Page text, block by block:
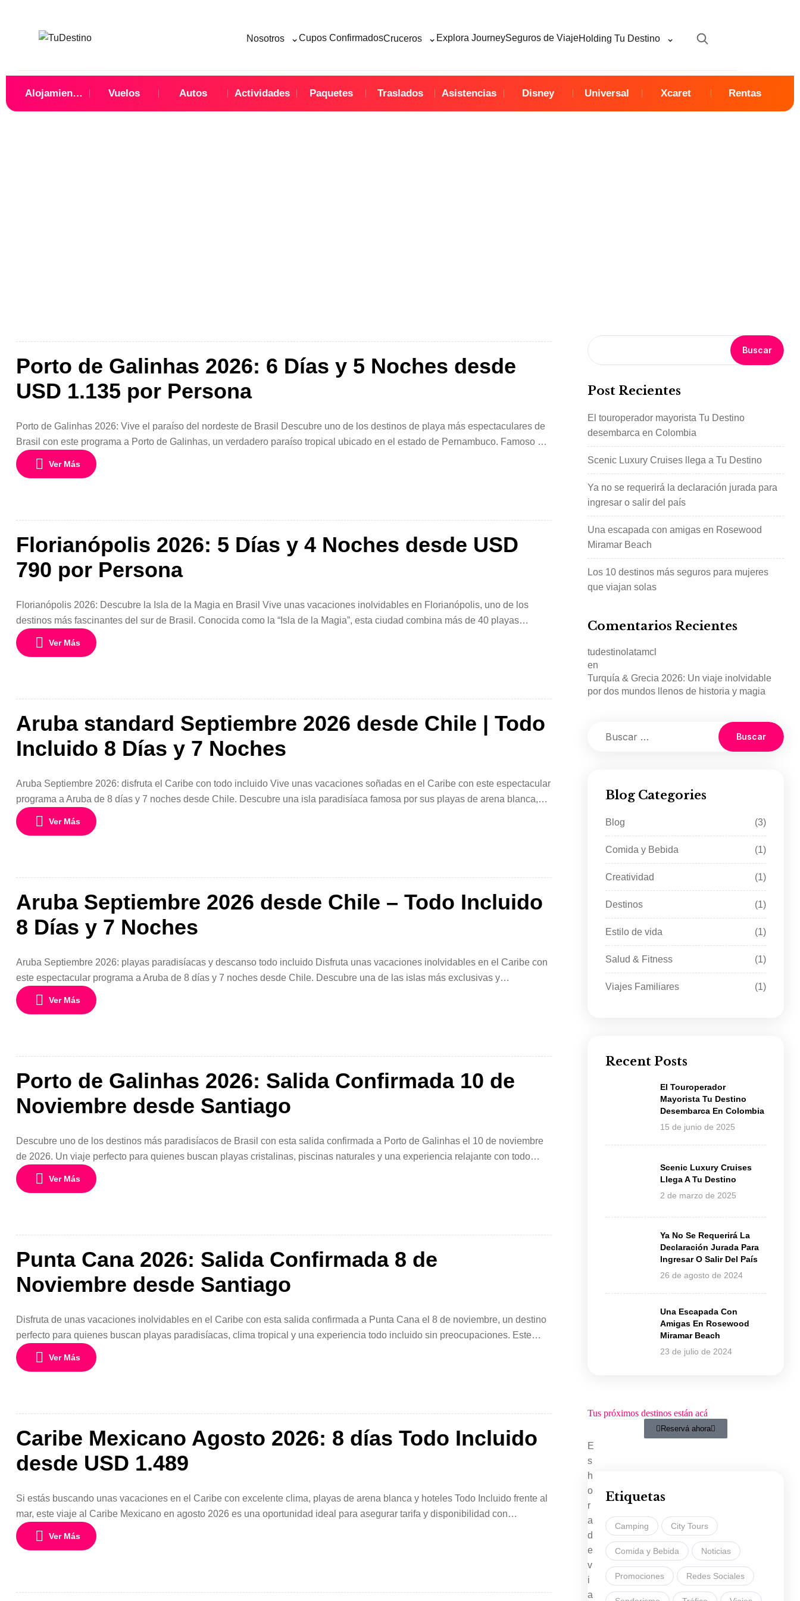
Nosotros ⌄Cupos ConfirmadosCruceros ⌄ Explora JourneySeguros de ViajeHolding Tu Destino ⌄
Alojamientos Vuelos Autos Actividades Paquetes Traslados Asistencias Disney Universal Xcaret Rentas
Porto de Galinhas 2026: 6 Días y 5 Noches desde
USD 1.135 por Persona
Porto de Galinhas 2026: Vive el paraíso del nordeste de Brasil Descubre uno de los destinos de playa más espectaculares de
Brasil con este programa a Porto de Galinhas, un verdadero paraíso tropical ubicado en el estado de Pernambuco. Famoso por
sus piscinas naturales de aguas cristalinas, playas de arena blanca y cálidas temperaturas durante […]
Ver Más
Florianópolis 2026: 5 Días y 4 Noches desde USD
790 por Persona
Florianópolis 2026: Descubre la Isla de la Magia en Brasil Vive unas vacaciones inolvidables en Florianópolis, uno de los
destinos más fascinantes del sur de Brasil. Conocida como la “Isla de la Magia”, esta ciudad combina más de 40 playas
paradisíacas, naturaleza exuberante, excelente gastronomía y una vibrante vida nocturna, convirtiéndose en el lugar ideal […]
Ver Más
Aruba standard Septiembre 2026 desde Chile | Todo
Incluido 8 Días y 7 Noches
Aruba Septiembre 2026: disfruta el Caribe con todo incluido Vive unas vacaciones soñadas en el Caribe con este espectacular
programa a Aruba de 8 días y 7 noches desde Chile. Descubre una isla paradisíaca famosa por sus playas de arena blanca,
aguas cristalinas y clima perfecto durante todo el año, ideal para descansar, relajarse y […]
Ver Más
Aruba Septiembre 2026 desde Chile – Todo Incluido
8 Días y 7 Noches
Aruba Septiembre 2026: playas paradisíacas y descanso todo incluido Disfruta unas vacaciones inolvidables en el Caribe con
este espectacular programa a Aruba de 8 días y 7 noches desde Chile. Descubre una de las islas más exclusivas y
paradisíacas del Caribe, famosa por sus playas de arena blanca, aguas cristalinas color turquesa y clima perfecto […]
Ver Más
Porto de Galinhas 2026: Salida Confirmada 10 de
Noviembre desde Santiago
Descubre uno de los destinos más paradisíacos de Brasil con esta salida confirmada a Porto de Galinhas el 10 de noviembre
de 2026. Un viaje perfecto para quienes buscan playas cristalinas, piscinas naturales y una experiencia relajante con todo
organizado desde Chile. Este programa de 6 días y 5 noches en Porto de Galinhas combina […]
Ver Más
Punta Cana 2026: Salida Confirmada 8 de
Noviembre desde Santiago
Disfruta de unas vacaciones inolvidables en el Caribe con esta salida confirmada a Punta Cana el 8 de noviembre, un destino
perfecto para quienes buscan playas paradisíacas, clima tropical y una experiencia todo incluido sin preocupaciones. Este
programa de 8 días y 7 noches en Punta Cana combina comodidad, seguridad y excelente relación precio-calidad, ideal […]
Ver Más
Caribe Mexicano Agosto 2026: 8 días Todo Incluido
desde USD 1.489
Si estás buscando unas vacaciones en el Caribe con excelente clima, playas de arena blanca y hoteles Todo Incluido frente al
mar, este viaje al Caribe Mexicano en agosto 2026 es una oportunidad ideal para asegurar tarifa y disponibilidad con
anticipación. Disfruta 8 días y 7 noches en uno de los destinos más completos del […]
Ver Más
Buscar
Post Recientes
El touroperador mayorista Tu Destino
desembarca en Colombia
Scenic Luxury Cruises llega a Tu Destino
Ya no se requerirá la declaración jurada para
ingresar o salir del país
Una escapada con amigas en Rosewood
Miramar Beach
Los 10 destinos más seguros para mujeres
que viajan solas
Comentarios Recientes
tudestinolatamcl
en
Turquía & Grecia 2026: Un viaje inolvidable
por dos mundos llenos de historia y magia
Blog Categories
Blog (3)
Comida y Bebida (1)
Creatividad (1)
Destinos (1)
Estilo de vida (1)
Salud & Fitness (1)
Viajes Familiares (1)
Recent Posts
15 de junio de 2025
El Touroperador
Mayorista Tu Destino
Desembarca En Colombia
2 de marzo de 2025
Scenic Luxury Cruises
Llega A Tu Destino
26 de agosto de 2024
Ya No Se Requerirá La
Declaración Jurada Para
Ingresar O Salir Del País
23 de julio de 2024
Una Escapada Con
Amigas En Rosewood
Miramar Beach
Tus próximos destinos están acá
Reservá ahora
E
s
h
o
r
a
d
e
v
i
a
Etiquetas
Camping City Tours
Comida y Bebida Noticias
Promociones Redes Sociales